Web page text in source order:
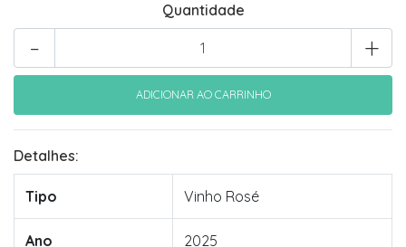
Quantidade
+
-
Detalhes:
Tipo Vinho Rosé
Ano 2025